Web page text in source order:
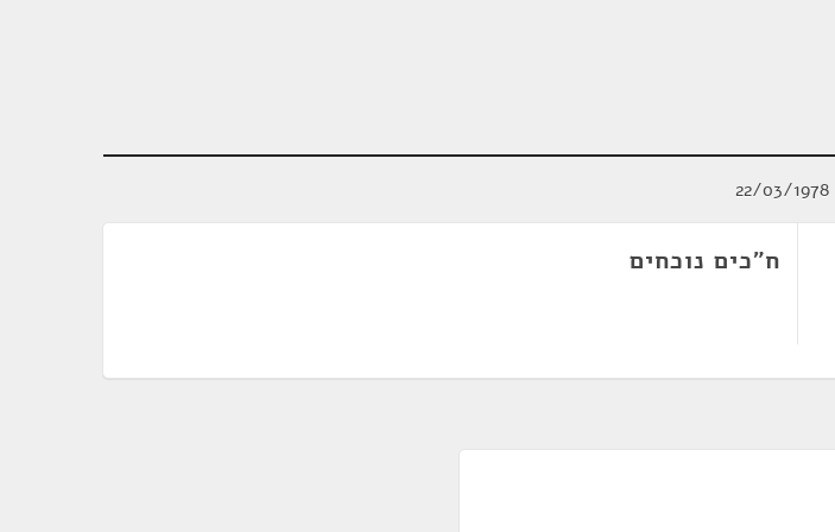
ח"כים נוכחים